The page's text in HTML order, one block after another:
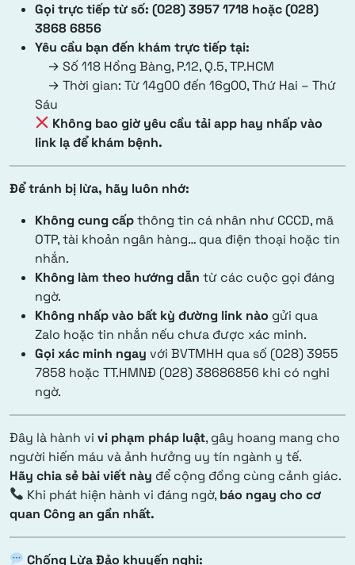
Gọi trực tiếp từ số: (028) 3957 1718 hoặc (028)
3868 6856
Yêu cầu bạn đến khám trực tiếp tại:
→ Số 118 Hồng Bàng, P.12, Q.5, TP.HCM
→ Thời gian: Từ 14g00 đến 16g00, Thứ Hai – Thứ
Sáu
Không bao giờ yêu cầu tải app hay nhấp vào
link lạ để khám bệnh.
Để tránh bị lừa, hãy luôn nhớ:
Không cung cấpthông tin cá nhân như CCCD, mã
OTP, tài khoản ngân hàng… qua điện thoại hoặc tin
nhắn.
Không làm theo hướng dẫn từ các cuộc gọi đáng
ngờ.
Không nhấp vào bất kỳ đường link nào gửi qua
Zalo hoặc tin nhắn nếu chưa được xác minh.
Gọi xác minh ngay với BVTMHH qua số (028) 3955
7858 hoặc TT.HMNĐ (028) 38686856 khi có nghi
ngờ.
Đây là hành vi vi phạm pháp luật, gây hoang mang cho
người hiến máu và ảnh hưởng uy tín ngành y tế.
Hãy chia sẻ bài viết này để cộng đồng cùng cảnh giác.
Khi phát hiện hành vi đáng ngờ, báo ngay cho cơ
quan Công an gần nhất.
Chống Lừa Đảo khuyến nghị: